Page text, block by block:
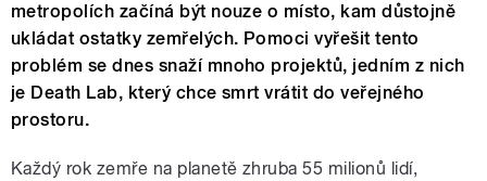
metropolích začíná být nouze o místo, kam důstojně
ukládat ostatky zemřelých. Pomoci vyřešit tento
problém se dnes snaží mnoho projektů, jedním z nich
je Death Lab, který chce smrt vrátit do veřejného
prostoru.
Každý rok zemře na planetě zhruba 55 milionů lidí,